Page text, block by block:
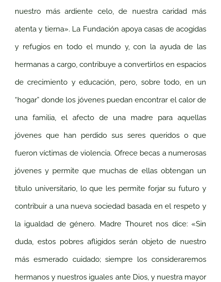
nuestro más ardiente celo, de nuestra caridad más
atenta y tierna». La Fundación apoya casas de acogidas
y refugios en todo el mundo y, con la ayuda de las
hermanas a cargo, contribuye a convertirlos en espacios
de crecimiento y educación, pero, sobre todo, en un
“hogar” donde los jóvenes puedan encontrar el calor de
una familia, el afecto de una madre para aquellas
jóvenes que han perdido sus seres queridos o que
fueron víctimas de violencia. Ofrece becas a numerosas
jóvenes y permite que muchas de ellas obtengan un
título universitario, lo que les permite forjar su futuro y
contribuir a una nueva sociedad basada en el respeto y
la igualdad de género. Madre Thouret nos dice: «Sin
duda, estos pobres afligidos serán objeto de nuestro
más esmerado cuidado; siempre los consideraremos
hermanos y nuestros iguales ante Dios, y nuestra mayor